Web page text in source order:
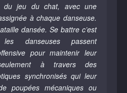
du jeu du chat, avec une
à chaque danseuse.
dansée. Se battre c’est
danseuses passent
pour maintenir leur
à travers des
synchronisés qui leur
poupées mécaniques ou